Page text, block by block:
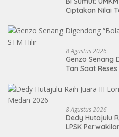
Ciptakan Nilai
8 Agustus 2026
Genzo Senang
Tan Saat
8 Agustus 2026
Dedy Hutajulu
LPSK